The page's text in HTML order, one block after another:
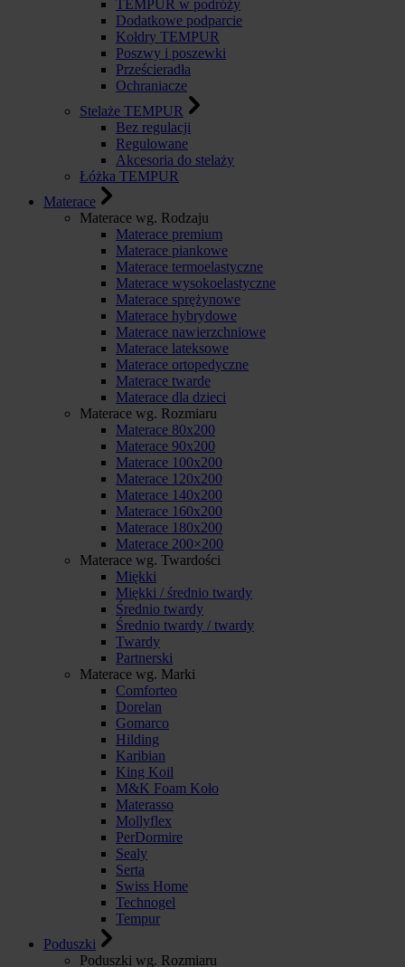
TEMPUR w podróży
Dodatkowe podparcie
Kołdry TEMPUR
Poszwy i poszewki
Prześcieradła
Ochraniacze
Stelaże TEMPUR
Bez regulacji
Regulowane
Akcesoria do stelaży
Łóżka TEMPUR
Materace
Materace wg. Rodzaju
Materace premium
Materace piankowe
Materace termoelastyczne
Materace wysokoelastyczne
Materace sprężynowe
Materace hybrydowe
Materace nawierzchniowe
Materace lateksowe
Materace ortopedyczne
Materace twarde
Materace dla dzieci
Materace wg. Rozmiaru
Materace 80x200
Materace 90x200
Materace 100x200
Materace 120x200
Materace 140x200
Materace 160x200
Materace 180x200
Materace 200×200
Materace wg. Twardości
Miękki
Miękki / średnio twardy
Średnio twardy
Średnio twardy / twardy
Twardy
Partnerski
Materace wg. Marki
Comforteo
Dorelan
Gomarco
Hilding
Karibian
King Koil
M&K Foam Koło
Materasso
Mollyflex
PerDormire
Sealy
Serta
Swiss Home
Technogel
Tempur
Poduszki
Poduszki wg. Rozmiaru